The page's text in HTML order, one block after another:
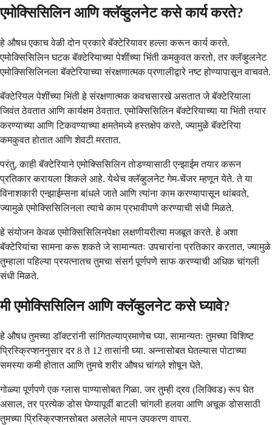
एमोक्सिसिलिन आणि क्लॅव्हुलनेट कसे कार्य करते?
हे औषध एकाच वेळी दोन प्रकारे बॅक्टेरियावर हल्ला करून कार्य करते.
एमोक्सिसिलिन घटक बॅक्टेरियाच्या पेशींच्या भिंती कमकुवत करतो, तर क्लॅव्हुलनेट
एमोक्सिसिलिनला बॅक्टेरियाच्या संरक्षणात्मक प्रणालीद्वारे नष्ट होण्यापासून वाचवते.
बॅक्टेरियल पेशींच्या भिंती हे संरक्षणात्मक कवचसारखे असतात जे बॅक्टेरियाला
जिवंत ठेवतात आणि कार्यक्षम ठेवतात. एमोक्सिसिलिन बॅक्टेरियाच्या या भिंती तयार
करण्याच्या आणि टिकवण्याच्या क्षमतेमध्ये हस्तक्षेप करते, ज्यामुळे बॅक्टेरिया
कमकुवत होतात आणि शेवटी मरतात.
परंतु, काही बॅक्टेरियाने एमोक्सिसिलिन तोडण्यासाठी एन्झाईम तयार करून
प्रतिकार करायला शिकले आहे. येथेच क्लॅव्हुलनेट गेम-चेंजर म्हणून येते. ते या
विनाशकारी एन्झाईम्सना बांधले जाते आणि त्यांना काम करण्यापासून थांबवते,
ज्यामुळे एमोक्सिसिलिनला त्याचे काम प्रभावीपणे करण्याची संधी मिळते.
हे संयोजन केवळ एमोक्सिसिलिनपेक्षा लक्षणीयरीत्या मजबूत करते. हे अशा
बॅक्टेरियांचा सामना करू शकते जे सामान्यतः उपचारांना प्रतिकार करतात, ज्यामुळे
तुम्हाला पहिल्या प्रयत्नातच तुमचा संसर्ग पूर्णपणे साफ करण्याची अधिक चांगली
संधी मिळते.
मी एमोक्सिसिलिन आणि क्लॅव्हुलनेट कसे घ्यावे?
हे औषध तुमच्या डॉक्टरांनी सांगितल्याप्रमाणेच घ्या, सामान्यतः तुमच्या विशिष्ट
प्रिस्क्रिप्शननुसार दर 8 ते 12 तासांनी घ्या. अन्नासोबत घेतल्यास पोटाच्या
समस्या कमी होतात आणि तुमचे शरीर औषध चांगले शोषून घेते.
गोळ्या पूर्णपणे एक ग्लास पाण्यासोबत गिळा. जर तुम्ही द्रव (लिक्विड) रूप घेत
असाल, तर प्रत्येक डोस घेण्यापूर्वी बाटली चांगली हलवा आणि अचूक डोससाठी
तुमच्या प्रिस्क्रिप्शनसोबत असलेले मापन उपकरण वापरा.